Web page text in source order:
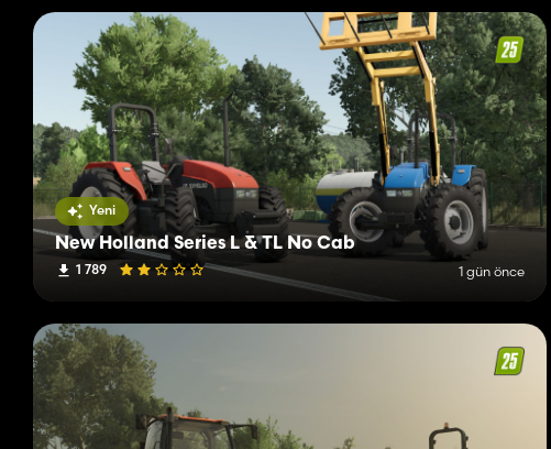
Yeni
New Holland Series L & TL No Cab
1 789 1 gün önce